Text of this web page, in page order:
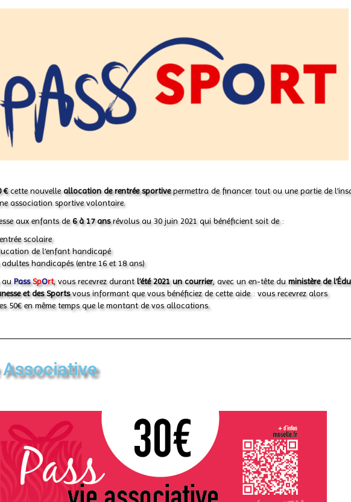
€cette nouvelleallocation de rentrée sportivepermettra de financer tout ou une partie de
association sportive volontaire.
aux enfants de6 à 17 ansrévolus au 30 juin 2021 qui bénéficient soit de :
scolaire
de l’enfant handicapé
handicapés (entre 16 et 18 ans)
auPass SpOrt, vous recevrez durantl’été 2021 un courrier, avec un en-tête duministère de
et des Sportsvous informant que vous bénéficiez de cette aide : vous recevrez alors
50€ en même temps que le montant de vos allocations.
Associative